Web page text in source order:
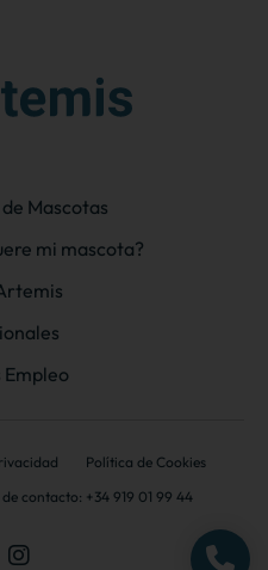
Mascotas
mi mascota?
Política de Cookies
contacto: +34 919 01 99 44